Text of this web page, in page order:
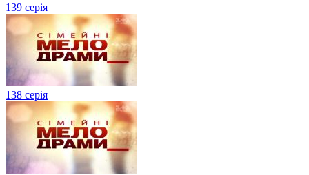
139 серія
138 серія